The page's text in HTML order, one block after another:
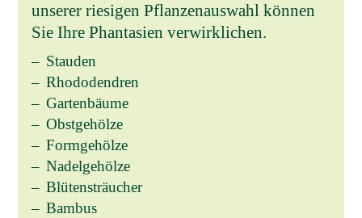
unserer riesigen Pflanzenauswahl können
Sie Ihre Phantasien verwirklichen.
Stauden
Rhododendren
Gartenbäume
Obstgehölze
Formgehölze
Nadelgehölze
Blütensträucher
Bambus